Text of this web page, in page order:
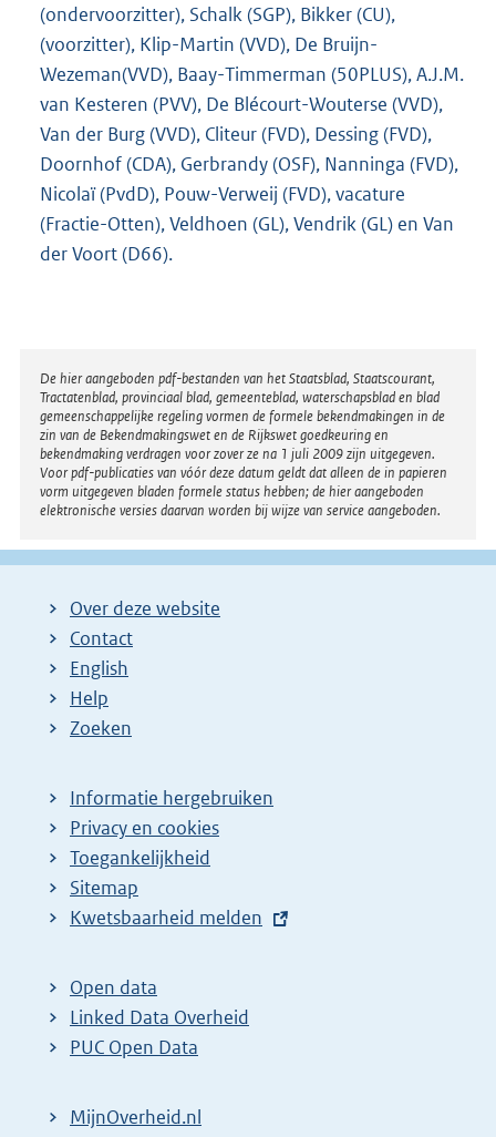
(ondervoorzitter), Schalk (SGP), Bikker (CU),
(voorzitter), Klip-Martin (VVD), De Bruijn-
Wezeman(VVD), Baay-Timmerman (50PLUS), A.J.M.
van Kesteren (PVV), De Blécourt-Wouterse (VVD),
Van der Burg (VVD), Cliteur (FVD), Dessing (FVD),
Doornhof (CDA), Gerbrandy (OSF), Nanninga (FVD),
Nicolaï (PvdD), Pouw-Verweij (FVD), vacature
(Fractie-Otten), Veldhoen (GL), Vendrik (GL) en Van
der Voort (D66).
Disclaimer
De hier aangeboden pdf-bestanden van het Staatsblad, Staatscourant,
Tractatenblad, provinciaal blad, gemeenteblad, waterschapsblad en blad
gemeenschappelijke regeling vormen de formele bekendmakingen in de
zin van de Bekendmakingswet en de Rijkswet goedkeuring en
bekendmaking verdragen voor zover ze na 1 juli 2009 zijn uitgegeven.
Voor pdf-publicaties van vóór deze datum geldt dat alleen de in papieren
vorm uitgegeven bladen formele status hebben; de hier aangeboden
elektronische versies daarvan worden bij wijze van service aangeboden.
Over deze website
Contact
English
Help
Zoeken
Informatie hergebruiken
Privacy en cookies
Toegankelijkheid
Sitemap
E
t
e
r
l
Kwetsbaarheid melden
Open data
Linked Data Overheid
PUC Open Data
MijnOverheid.nl